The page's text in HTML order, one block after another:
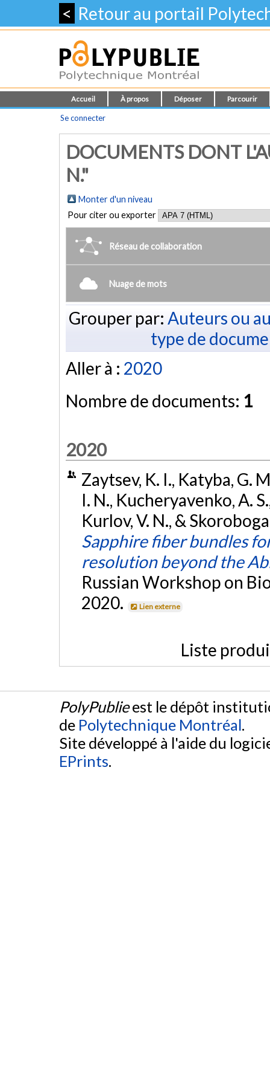
< Retour au portail
Accueil À propos Déposer Parcourir
Se connecter
DOCUMENTS DONT
N."
Monter d'un niveau
Pour citer ou exporter
Réseau de collaboration
Nuage de mots
Grouper par: Auteurs ou
type de
Aller à : 2020
Nombre de documents: 1
2020
Zaytsev, K. I., Katyba, G.
I. N., Kucheryavenko, A.
Kurlov, V. N., &
Sapphire fiber bundles
resolution beyond the
Russian Workshop on
2020.
Lien externe
Liste
PolyPublieest le dépôt
de Polytechnique Montréal.
Site développé à l'aide du
EPrints.